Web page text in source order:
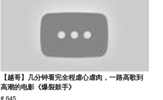
【越哥】几分钟看完全程虐心虐肉，一路高歌到
高潮的电影《爆裂鼓手》
# 645